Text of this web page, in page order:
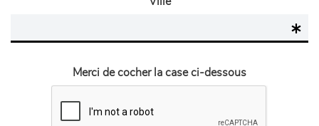
Merci de cocher la case ci-dessous